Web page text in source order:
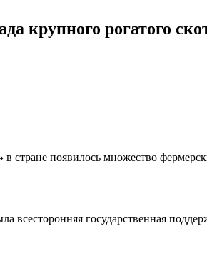
крупного рогатого
в стране появилось множество
государственная